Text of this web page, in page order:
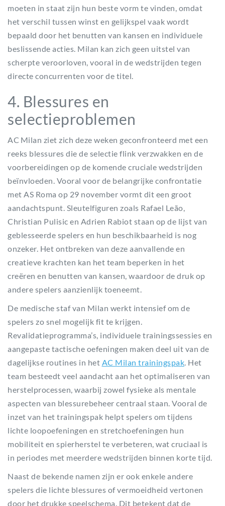
moeten in staat zijn hun beste vorm te vinden, omdat
het verschil tussen winst en gelijkspel vaak wordt
bepaald door het benutten van kansen en individuele
beslissende acties. Milan kan zich geen uitstel van
scherpte veroorloven, vooral in de wedstrijden tegen
directe concurrenten voor de titel.
4. Blessures en
selectieproblemen
AC Milan ziet zich deze weken geconfronteerd met een
reeks blessures die de selectie flink verzwakken en de
voorbereidingen op de komende cruciale wedstrijden
beïnvloeden. Vooral voor de belangrijke confrontatie
met AS Roma op 29 november vormt dit een groot
aandachtspunt. Sleutelfiguren zoals Rafael Leão,
Christian Pulisic en Adrien Rabiot staan op de lijst van
geblesseerde spelers en hun beschikbaarheid is nog
onzeker. Het ontbreken van deze aanvallende en
creatieve krachten kan het team beperken in het
creëren en benutten van kansen, waardoor de druk op
andere spelers aanzienlijk toeneemt.
De medische staf van Milan werkt intensief om de
spelers zo snel mogelijk fit te krijgen.
Revalidatieprogramma’s, individuele trainingssessies en
aangepaste tactische oefeningen maken deel uit van de
dagelijkse routines in het AC Milan trainingspak. Het
team besteedt veel aandacht aan het optimaliseren van
herstelprocessen, waarbij zowel fysieke als mentale
aspecten van blessurebeheer centraal staan. Vooral de
inzet van het trainingspak helpt spelers om tijdens
lichte loopoefeningen en stretchoefeningen hun
mobiliteit en spierherstel te verbeteren, wat cruciaal is
in periodes met meerdere wedstrijden binnen korte tijd.
Naast de bekende namen zijn er ook enkele andere
spelers die lichte blessures of vermoeidheid vertonen
door het drukke speelschema. Dit betekent dat de